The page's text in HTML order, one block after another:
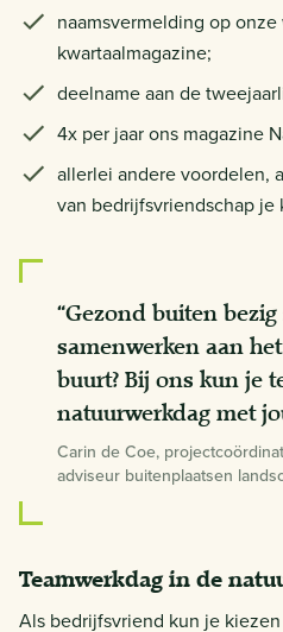
naamsvermelding op
kwartaalmagazine;
deelname aan de
4x per jaar ons magazine
allerlei andere voordelen,
van bedrijfsvriendschap je
“Gezond buiten
samenwerken aan
buurt? Bij ons kun je
natuurwerkdag met
Carin de Coe,
adviseur buitenplaatsen
Teamwerkdag in de
Als bedrijfsvriend kun je